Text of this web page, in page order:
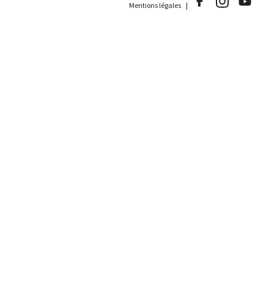
Mentions légales |